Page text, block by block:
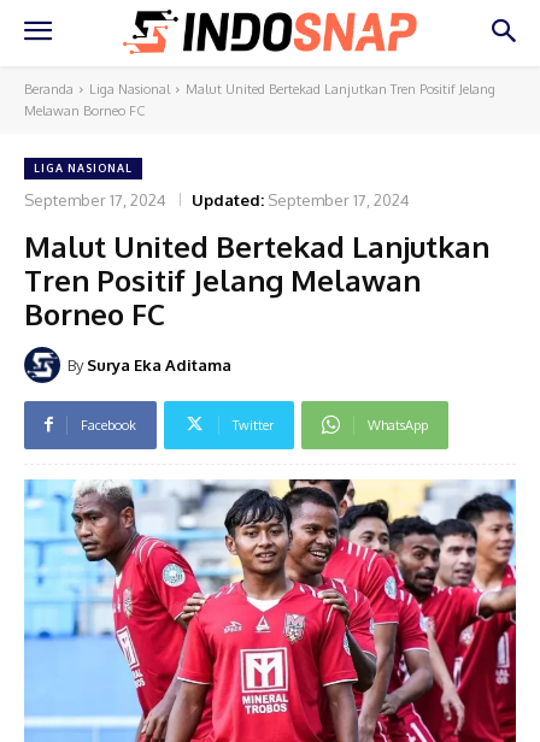
Beranda Liga Nasional
Malut United Bertekad Lanjutkan Tren Positif Jelang
Melawan Borneo FC
LIGA NASIONAL
September 17, 2024 Updated: September 17, 2024
Malut United Bertekad Lanjutkan
Tren Positif Jelang Melawan
Borneo FC
By Surya Eka Aditama
Facebook Twitter WhatsApp